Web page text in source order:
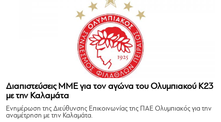
Διαπιστεύσεις ΜΜΕ για τον αγώνα του Ολυμπιακού Κ23
με την Καλαμάτα
Ενημέρωση της Διεύθυνσης Επικοινωνίας της ΠΑΕ Ολυμπιακός για την
αναμέτρηση με την Καλαμάτα.